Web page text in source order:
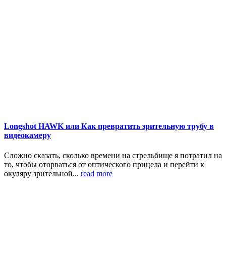
Longshot HAWK или Как превратить зрительную трубу в
видеокамеру
Сложно сказать, сколько времени на стрельбище я потратил на
то, чтобы оторваться от оптического прицела и перейти к
окуляру зрительной... read more